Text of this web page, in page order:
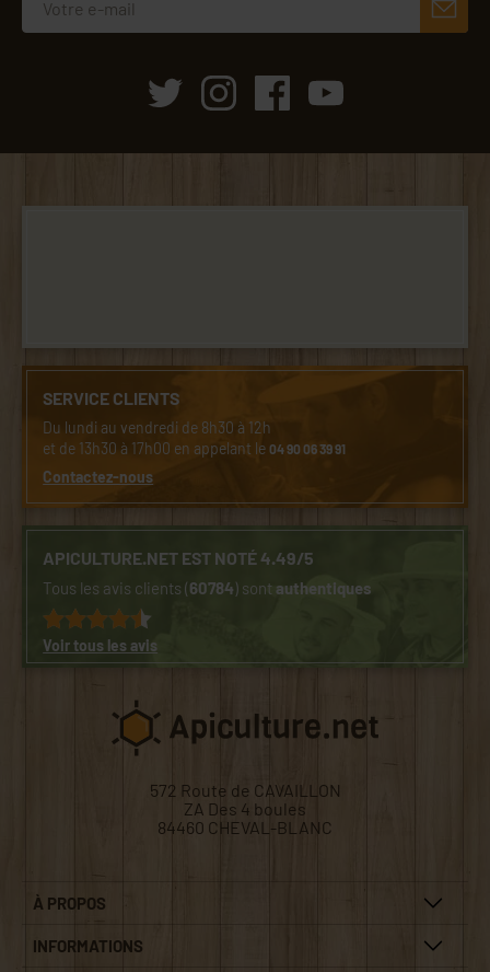
SERVICE CLIENTS
Du lundi au vendredi de 8h30 à 12h
et de 13h30 à 17h00 en appelant le04 90 06 39 91
Contactez-nous
APICULTURE.NET EST NOTÉ 4.49/5
Tous les avis clients (60784) sontauthentiques
Voir tous les avis
572 Route de CAVAILLON
ZA Des 4 boules
84460 CHEVAL-BLANC
À PROPOS
INFORMATIONS